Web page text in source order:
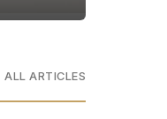
ALL ARTICLES